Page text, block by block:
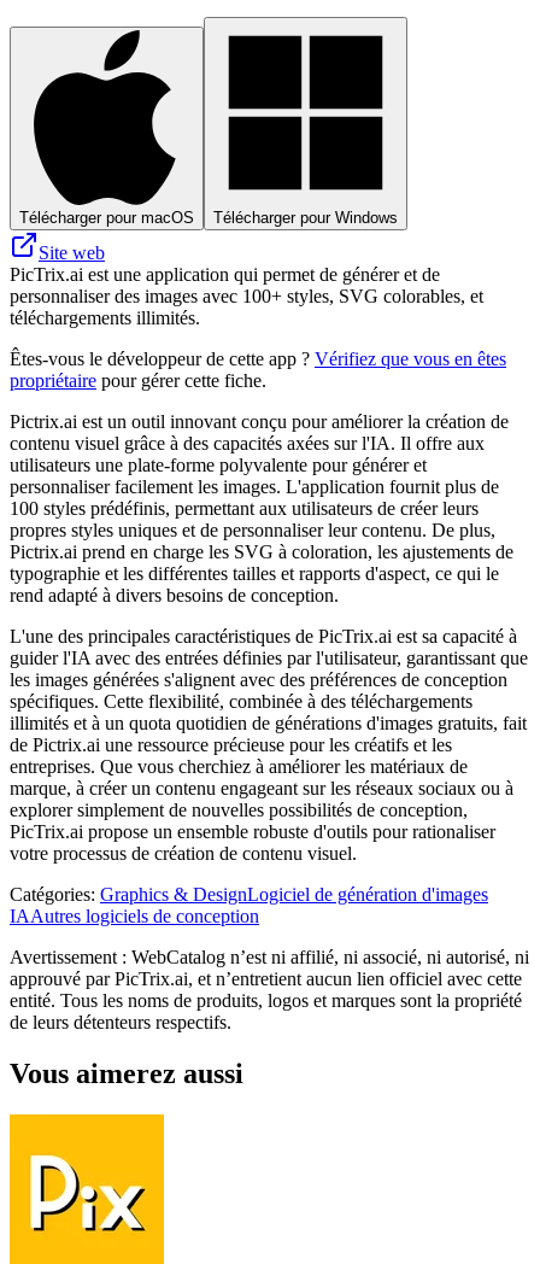
Télécharger pour macOS Télécharger pour Windows
Site web
PicTrix.ai est une application qui permet de générer et de
personnaliser des images avec 100+ styles, SVG colorables, et
téléchargements illimités.
Êtes-vous le développeur de cette app ? Vérifiez que vous en êtes
propriétaire pour gérer cette fiche.
Pictrix.ai est un outil innovant conçu pour améliorer la création de
contenu visuel grâce à des capacités axées sur l'IA. Il offre aux
utilisateurs une plate-forme polyvalente pour générer et
personnaliser facilement les images. L'application fournit plus de
100 styles prédéfinis, permettant aux utilisateurs de créer leurs
propres styles uniques et de personnaliser leur contenu. De plus,
Pictrix.ai prend en charge les SVG à coloration, les ajustements de
typographie et les différentes tailles et rapports d'aspect, ce qui le
rend adapté à divers besoins de conception.
L'une des principales caractéristiques de PicTrix.ai est sa capacité à
guider l'IA avec des entrées définies par l'utilisateur, garantissant que
les images générées s'alignent avec des préférences de conception
spécifiques. Cette flexibilité, combinée à des téléchargements
illimités et à un quota quotidien de générations d'images gratuits, fait
de Pictrix.ai une ressource précieuse pour les créatifs et les
entreprises. Que vous cherchiez à améliorer les matériaux de
marque, à créer un contenu engageant sur les réseaux sociaux ou à
explorer simplement de nouvelles possibilités de conception,
PicTrix.ai propose un ensemble robuste d'outils pour rationaliser
votre processus de création de contenu visuel.
Catégories: Graphics & DesignLogiciel de génération d'images
IAAutres logiciels de conception
Avertissement : WebCatalog n’est ni affilié, ni associé, ni autorisé, ni
approuvé par PicTrix.ai, et n’entretient aucun lien officiel avec cette
entité. Tous les noms de produits, logos et marques sont la propriété
de leurs détenteurs respectifs.
Vous aimerez aussi